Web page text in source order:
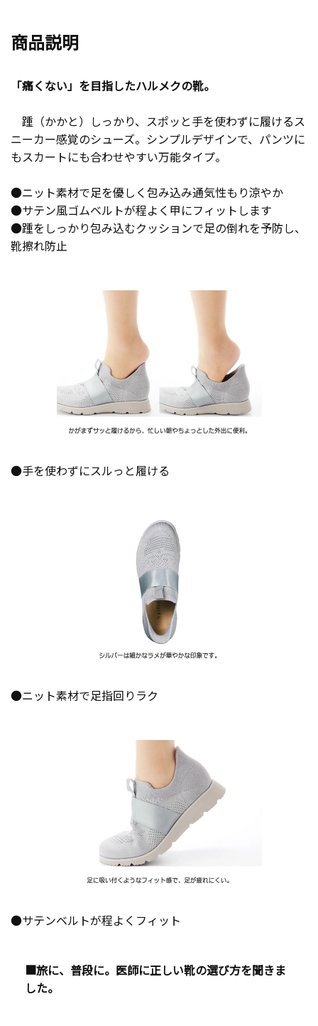
商品説明
「痛くない」を目指したハルメクの靴。
踵（かかと）しっかり、スポッと手を使わずに履けるス
ニーカー感覚のシューズ。シンプルデザインで、パンツに
もスカートにも合わせやすい万能タイプ。
●ニット素材で足を優しく包み込み通気性もり涼やか
●サテン風ゴムベルトが程よく甲にフィットします
●踵をしっかり包み込むクッションで足の倒れを予防し、
靴擦れ防止
●手を使わずにスルっと履ける
●ニット素材で足指回りラク
●サテンベルトが程よくフィット
■旅に、普段に。医師に正しい靴の選び方を聞きま
した。